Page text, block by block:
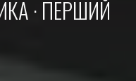
· ПЕРШИЙ